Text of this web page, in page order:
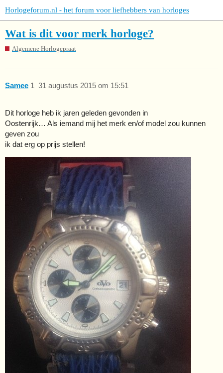
Horlogeforum.nl - het forum voor liefhebbers van horloges
Wat is dit voor merk horloge?
Algemene Horlogepraat
Samee 31 augustus 2015 om 15:51
1
Dit horloge heb ik jaren geleden gevonden in
Oostenrijk… Als iemand mij het merk en/of model zou kunnen
geven zou
ik dat erg op prijs stellen!